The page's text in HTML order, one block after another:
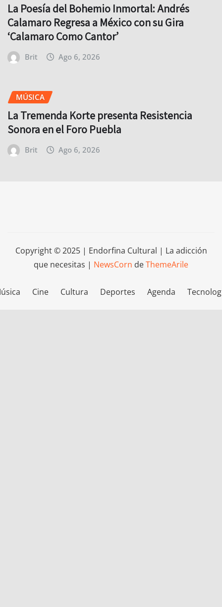
La Poesía del Bohemio Inmortal: Andrés
Calamaro Regresa a México con su Gira
‘Calamaro Como Cantor’
Brit Ago 6, 2026
MÚSICA
La Tremenda Korte presenta Resistencia
Sonora en el Foro Puebla
Brit Ago 6, 2026
Copyright © 2025 | Endorfina Cultural | La adicción
que necesitas | NewsCorn deThemeArile
Cine Cultura Deportes Agenda